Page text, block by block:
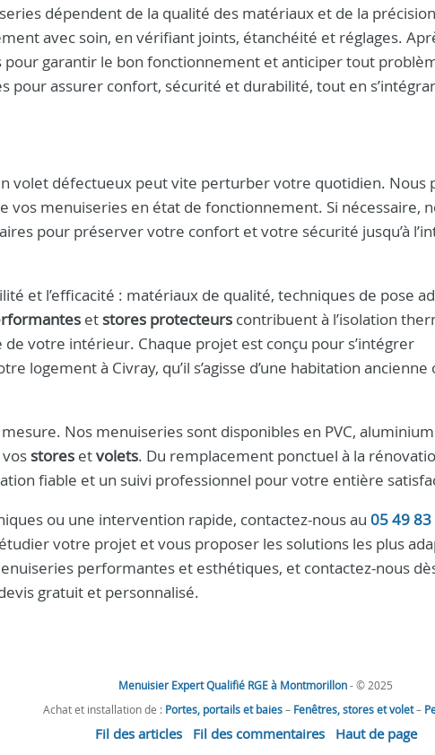
dépendent de la qualité des matériaux et de la
avec soin, en vérifiant joints, étanchéité et réglages.
pour garantir le bon fonctionnement et anticiper tout
pour assurer confort, sécurité et durabilité, tout en
volet défectueux peut vite perturber votre quotidien. Nous
vos menuiseries en état de fonctionnement. Si nécessaire,
pour préserver votre confort et votre sécurité jusqu’à
et l’efficacité : matériaux de qualité, techniques de pose
et stores protecteurs contribuent à l’isolation
votre intérieur. Chaque projet est conçu pour s’intégrer
logement à Civray, qu’il s’agisse d’une habitation ancienne
Nos menuiseries sont disponibles en PVC,
stores etvolets. Du remplacement ponctuel à la
fiable et un suivi professionnel pour votre entière
ou une intervention rapide, contactez-nous au 05 49
votre projet et vous proposer les solutions les plus
performantes et esthétiques, et contactez-nous
gratuit et personnalisé.
Menuisier Expert Qualifié RGE à Montmorillon- © 2025
Achat et installation de : Portes, portails et baies– Fenêtres, stores et volet–
Fil des articles Fil des commentaires Haut de page